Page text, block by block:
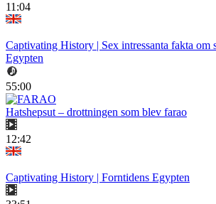
11:04
Captivating History | Sex intressanta fakta om
Egypten
55:00
Hatshepsut – drottningen som blev farao
12:42
Captivating History | Forntidens Egypten